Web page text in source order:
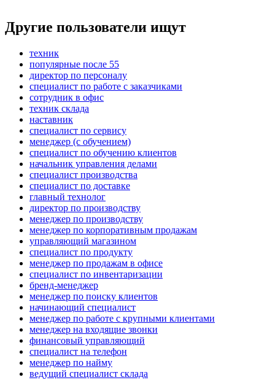
Другие пользователи ищут
техник
популярные после 55
директор по персоналу
специалист по работе с заказчиками
сотрудник в офис
техник склада
наставник
специалист по сервису
менеджер (с обучением)
специалист по обучению клиентов
начальник управления делами
специалист производства
специалист по доставке
главный технолог
директор по производству
менеджер по производству
менеджер по корпоративным продажам
управляющий магазином
специалист по продукту
менеджер по продажам в офисе
специалист по инвентаризации
бренд-менеджер
менеджер по поиску клиентов
начинающий специалист
менеджер по работе с крупными клиентами
менеджер на входящие звонки
финансовый управляющий
специалист на телефон
менеджер по найму
ведущий специалист склада